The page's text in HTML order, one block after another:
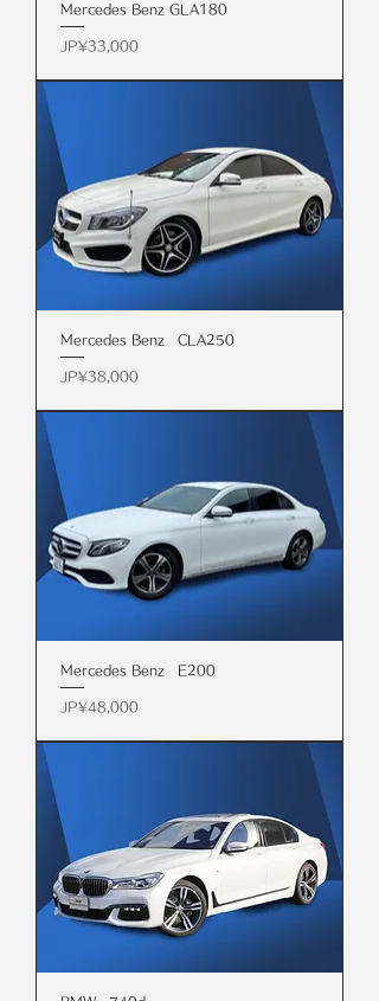
Mercedes Benz GLA180
價格
JP¥33,000
Mercedes Benz CLA250
價格
JP¥38,000
Mercedes Benz E200
價格
JP¥48,000